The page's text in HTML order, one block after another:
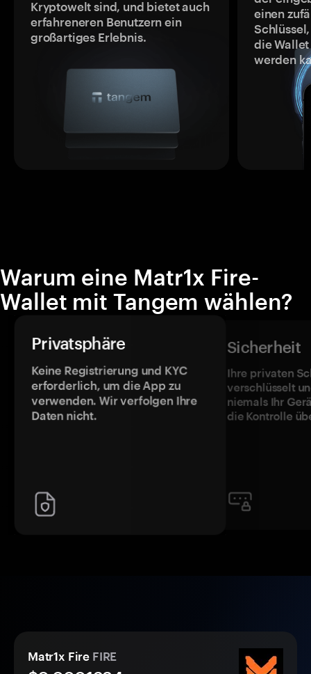
Kryptowelt sind, und bietet auch
erfahreneren Benutzern ein
großartiges Erlebnis.
einen
die
werden
Warum eine Matr1x Fire-
Wallet mit Tangem wählen?
Privatsphäre
Keine Registrierung und KYC
erforderlich, um die App zu
verwenden. Wir verfolgen Ihre
Daten nicht.
Sicherheit
Ihre privaten
verschlüsselt
niemals Ihr
die Kontrolle
Matr1x Fire FIRE